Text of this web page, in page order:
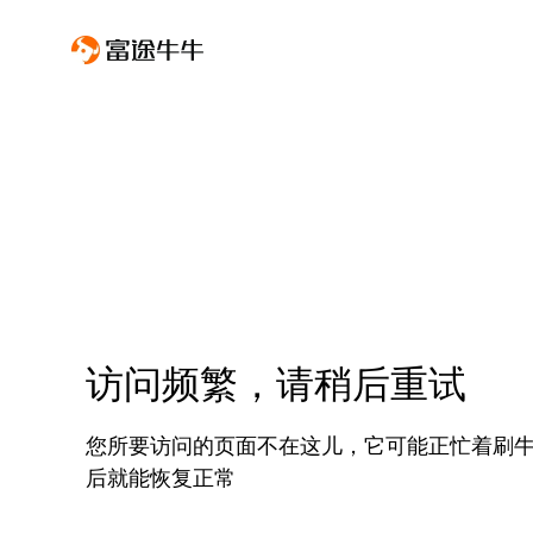
访问频繁，请稍后重试
您所要访问的页面不在这儿，它可能正忙着刷
后就能恢复正常